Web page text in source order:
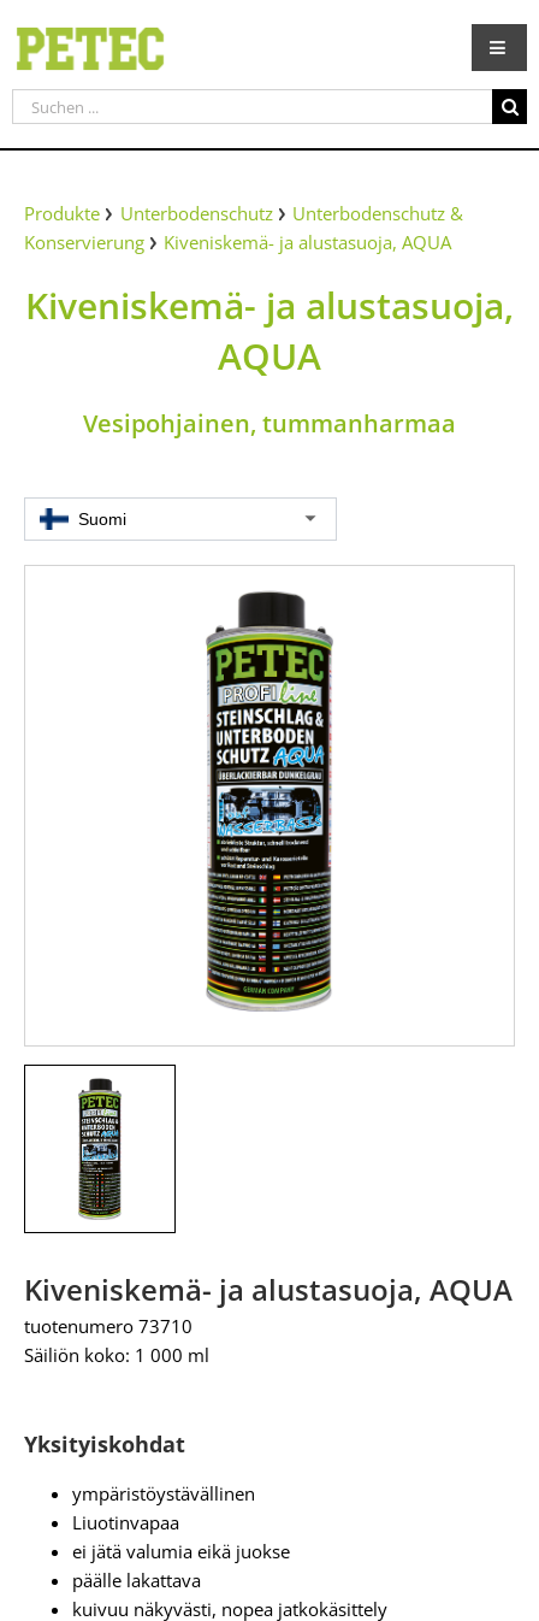
Inhalt
springen
Suche
nach:
Produkte Unterbodenschutz
Unterbodenschutz &
Konservierung
Kiveniskemä- ja alustasuoja, AQUA
Kiveniskemä- ja alustasuoja,
AQUA
Vesipohjainen, tummanharmaa
Suomi
Kiveniskemä- ja alustasuoja, AQUA
tuotenumero 73710
Säiliön koko: 1 000 ml
Yksityiskohdat
ympäristöystävällinen
Liuotinvapaa
ei jätä valumia eikä juokse
päälle lakattava
kuivuu näkyvästi, nopea jatkokäsittely